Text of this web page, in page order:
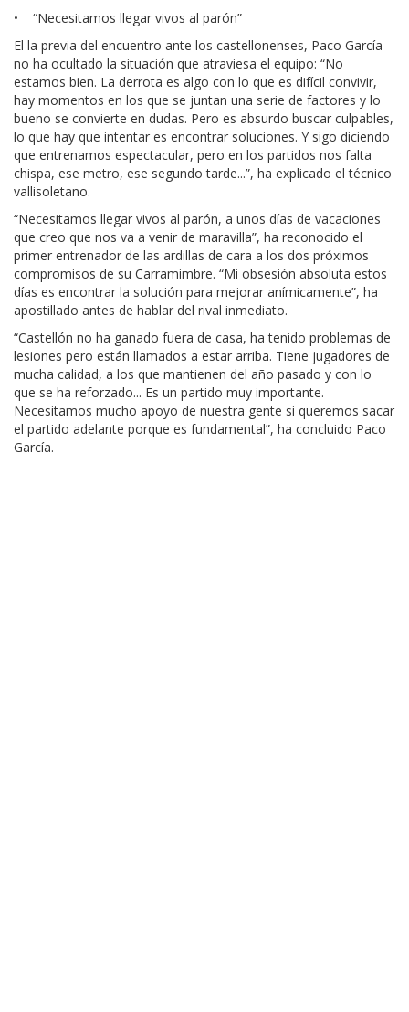
• “Necesitamos llegar vivos al parón”
El la previa del encuentro ante los castellonenses, Paco García
no ha ocultado la situación que atraviesa el equipo: “No
estamos bien. La derrota es algo con lo que es difícil convivir,
hay momentos en los que se juntan una serie de factores y lo
bueno se convierte en dudas. Pero es absurdo buscar culpables,
lo que hay que intentar es encontrar soluciones. Y sigo diciendo
que entrenamos espectacular, pero en los partidos nos falta
chispa, ese metro, ese segundo tarde...”, ha explicado el técnico
vallisoletano.
“Necesitamos llegar vivos al parón, a unos días de vacaciones
que creo que nos va a venir de maravilla”, ha reconocido el
primer entrenador de las ardillas de cara a los dos próximos
compromisos de su Carramimbre. “Mi obsesión absoluta estos
días es encontrar la solución para mejorar anímicamente”, ha
apostillado antes de hablar del rival inmediato.
“Castellón no ha ganado fuera de casa, ha tenido problemas de
lesiones pero están llamados a estar arriba. Tiene jugadores de
mucha calidad, a los que mantienen del año pasado y con lo
que se ha reforzado... Es un partido muy importante.
Necesitamos mucho apoyo de nuestra gente si queremos sacar
el partido adelante porque es fundamental”, ha concluido Paco
García.